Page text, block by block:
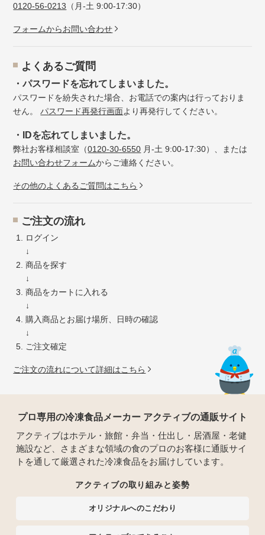
0120-56-0213 （月-土 9:00-17:30）
フォームからお問い合わせ
よくあるご質問
・パスワードを忘れてしまいました。
パスワードを紛失された場合、お電話での案内は行っておりま
せん。パスワード再発行画面より再発行してください。
・IDを忘れてしまいました。
弊社お客様相談室（0120-30-6550 月-土 9:00-17:30）、または
お問い合わせフォームからご連絡ください。
その他のよくあるご質問はこちら
ご注文の流れ
ログイン
↓
商品を探す
↓
商品をカートに入れる
↓
購入商品とお届け場所、日時の確認
↓
ご注文確定
ご注文の流れについて詳細はこちら
プロ専用の冷凍食品メーカー アクティブの通販サイト
アクティブはホテル・旅館・弁当・仕出し・居酒屋・老健
施設など、さまざまな領域の食のプロのお客様に通販サイ
トを通して厳選された冷凍食品をお届けしています。
アクティブの取り組みと姿勢
オリジナルへのこだわり